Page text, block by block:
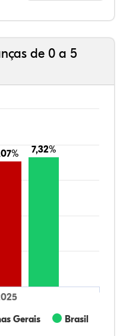
de 0 a 5
7,32%
7,32%
Gerais Brasil